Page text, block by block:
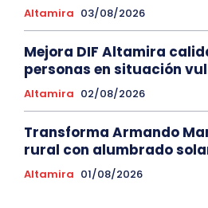
Altamira 03/08/2026
Mejora DIF Altamira
personas en situación
Altamira 02/08/2026
Transforma Armando
rural con alumbrado
Altamira 01/08/2026